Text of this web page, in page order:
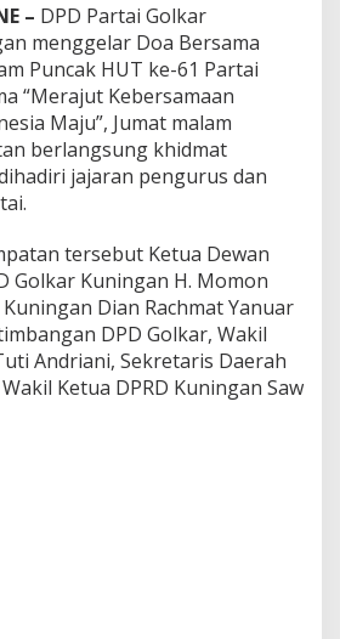
– DPD Partai Golkar
menggelar Doa Bersama
Puncak HUT ke-61 Partai
“Merajut Kebersamaan
Maju”, Jumat malam
berlangsung khidmat
jajaran pengurus dan
tersebut Ketua Dewan
Golkar Kuningan H. Momon
Dian Rachmat Yanuar
DPD Golkar, Wakil
Andriani, Sekretaris Daerah
Ketua DPRD Kuningan Saw